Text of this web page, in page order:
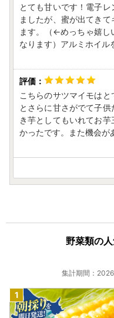
とても甘いです！電子
ましたが、蜜が出てき
ます。（←めっちゃ嬉し
なります）アルミホイル
こちらのサツマイモは
とさらに甘さがでて子
き芋としてもいれてお
かったです。また機会が
野菜類の
集計期間：